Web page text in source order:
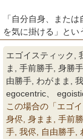
「自分自身、また
を気に掛ける」とい
エゴイスティック,
ま, 手前勝手, 身勝
由勝手, わがまま,
egocentric、
この場合の「エゴ
身侭, 身まま, 手前
手, 我侭, 自由勝手,